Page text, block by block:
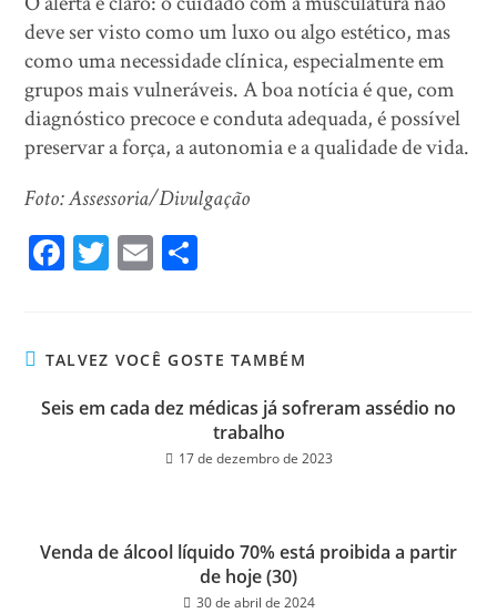
deve ser visto como um luxo ou algo estético, mas
como uma necessidade clínica, especialmente em
grupos mais vulneráveis. A boa notícia é que, com
diagnóstico precoce e conduta adequada, é possível
preservar a força, a autonomia e a qualidade de vida.
Foto: Assessoria/Divulgação
Fa
ok
T
er
E
TALVEZ VOCÊ GOSTE TAMBÉM
Seis em cada dez médicas já sofreram assédio no
trabalho
17 de dezembro de 2023
Venda de álcool líquido 70% está proibida a partir
de hoje (30)
30 de abril de 2024